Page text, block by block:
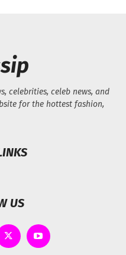
celebrities, celeb news, and
for the hottest fashion,
US